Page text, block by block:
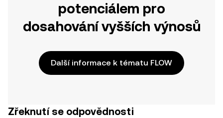
potenciálem pro
dosahování vyšších výnosů
Další informace k tématu FLOW
Zřeknutí se odpovědnosti